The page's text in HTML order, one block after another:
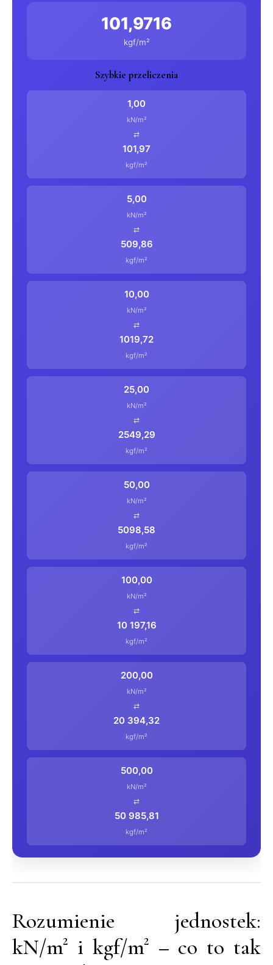
101,9716
kgf/m²
Szybkie przeliczenia
1,00
kN/m²
⇄
101,97
kgf/m²
5,00
kN/m²
⇄
509,86
kgf/m²
10,00
kN/m²
⇄
1019,72
kgf/m²
25,00
kN/m²
⇄
2549,29
kgf/m²
50,00
kN/m²
⇄
5098,58
kgf/m²
100,00
kN/m²
⇄
10 197,16
kgf/m²
200,00
kN/m²
⇄
20 394,32
kgf/m²
500,00
kN/m²
⇄
50 985,81
kgf/m²
Rozumienie jednostek:
kN/m² i kgf/m² – co to tak